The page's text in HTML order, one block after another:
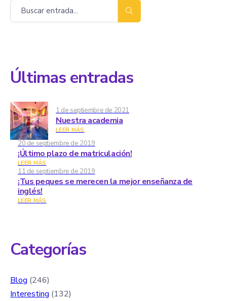
Buscar
Últimas entradas
1 de septiembre de 2021
Nuestra academia
LEER MÁS
20 de septiembre de 2019
¡Último plazo de matriculación!
LEER MÁS
11 de septiembre de 2019
¡Tus peques se merecen la mejor enseñanza de
inglés!
LEER MÁS
Categorías
Blog (246)
Interesting (132)